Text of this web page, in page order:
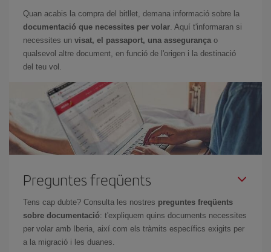
Quan acabis la compra del bitllet, demana informació sobre la
documentació que necessites per volar. Aquí t'informaran si
necessites un visat, el passaport, una assegurança o
qualsevol altre document, en funció de l'origen i la destinació
del teu vol.
Preguntes freqüents
Tens cap dubte? Consulta les nostres preguntes freqüents
sobre documentació: t'expliquem quins documents necessites
per volar amb Iberia, així com els tràmits específics exigits per
a la migració i les duanes.